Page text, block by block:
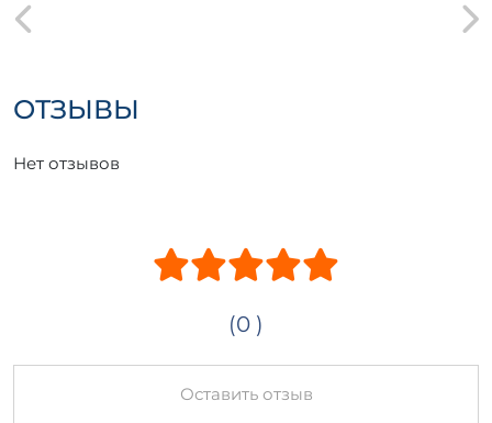
ОТЗЫВЫ
Нет отзывов
(0 )
Оставить отзыв